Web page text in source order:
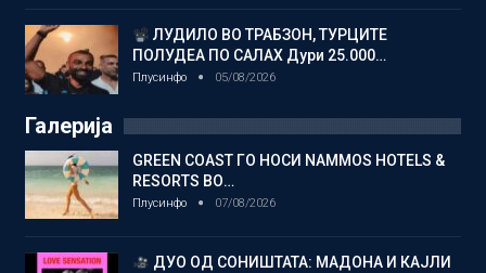
ЛУДИЛО ВО ТРАБЗОН, ТУРЦИТЕ
ПОЛУДЕА ПО САЛАХ Дури 25.000…
Плусинфо 05/08/2026
Галерија
GREEN COAST ГО НОСИ NAMMOS HOTELS &
RESORTS ВО…
Плусинфо 07/08/2026
ДУО ОД СОНИШТАТА: МАДОНА И КАЈЛИ